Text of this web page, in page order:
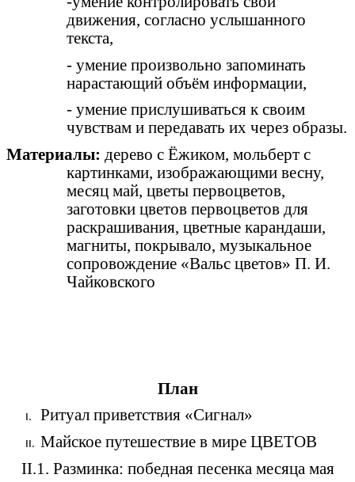
движения, согласно услышанного
текста,
- умение произвольно запоминать
нарастающий объём информации,
- умение прислушиваться к своим
чувствам и передавать их через образы.
Материалы: дерево с Ёжиком, мольберт с
картинками, изображающими весну,
месяц май, цветы первоцветов,
заготовки цветов первоцветов для
раскрашивания, цветные карандаши,
магниты, покрывало, музыкальное
сопровождение «Вальс цветов» П. И.
Чайковского
План
Ритуал приветствия «Сигнал»
Майское путешествие в мире ЦВЕТОВ
II.1. Разминка: победная песенка месяца мая